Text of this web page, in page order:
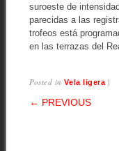
suroeste de
parecidas a las
trofeos está
en las terrazas del
Posted inVela ligera |
POST
← PREVIOUS